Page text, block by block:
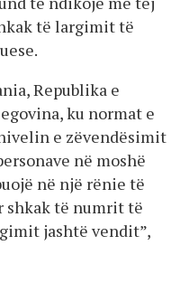
të largimit të
Republika e
ku normat e
e zëvendësimit
në moshë
në një rënie të
shkak të numrit të
jashtë vendit”,